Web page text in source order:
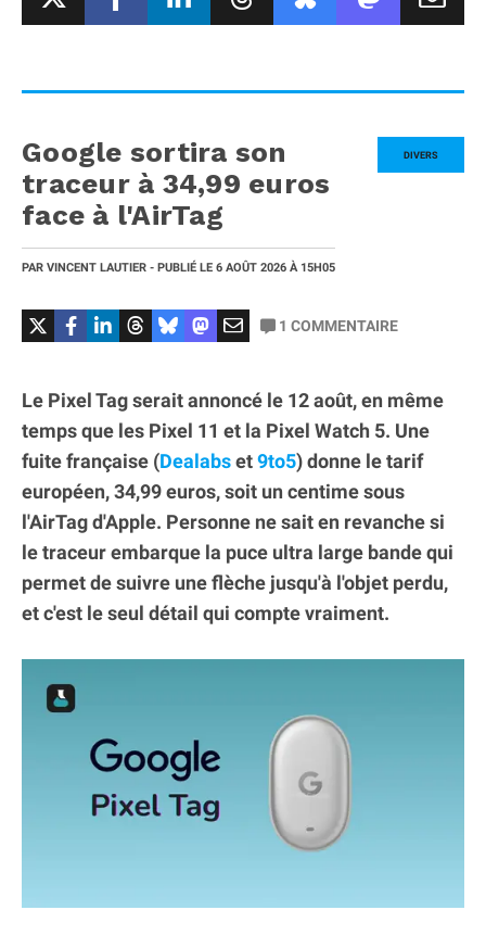
DIVERS
Google sortira son
traceur à 34,99 euros
face à l'AirTag
PAR VINCENT LAUTIER - PUBLIÉ LE 6 AOÛT 2026 À 15H05
1 COMMENTAIRE
Le Pixel Tag serait annoncé le 12 août, en même
temps que les Pixel 11 et la Pixel Watch 5. Une
fuite française (Dealabset9to5) donne le tarif
européen, 34,99 euros, soit un centime sous
l'AirTag d'Apple. Personne ne sait en revanche si
le traceur embarque la puce ultra large bande qui
permet de suivre une flèche jusqu'à l'objet perdu,
et c'est le seul détail qui compte vraiment.